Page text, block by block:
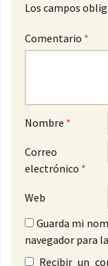
Los campos
Comentario *
Nombre *
Correo
electrónico *
Web
Guarda mi
navegador para
Recibir un